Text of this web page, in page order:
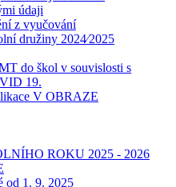
údaji
z vyučování
družiny 2024⁄2025
do škol v souvislosti s
19.
V OBRAZE
ROKU 2025 - 2026
od 1. 9. 2025